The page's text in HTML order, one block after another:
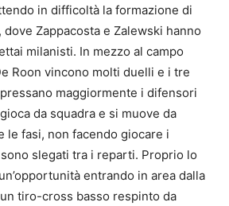
in difficoltà la formazione di
Zappacosta e Zalewski hanno
milanisti. In mezzo al campo
Roon vincono molti duelli e i tre
maggiormente i difensori
da squadra e si muove da
le fasi, non facendo giocare i
slegati tra i reparti. Proprio lo
entrando in area dalla
tiro-cross basso respinto da